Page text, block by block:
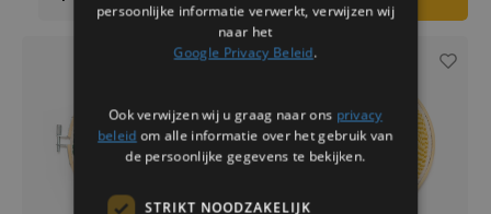
persoonlijke informatie verwerkt, verwijzen wij
naar het
Google Privacy Beleid.
Ook verwijzen wij u graag naar ons privacy
beleid om alle informatie over het gebruik van
de persoonlijke gegevens te bekijken.
STRIKT NOODZAKELIJK